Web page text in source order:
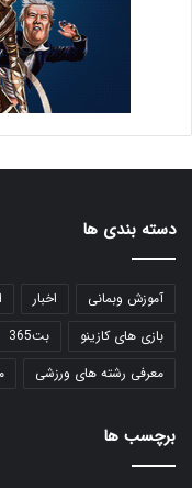
دسته بندی ها
آموزش وبمانی اخبار
بازی های کازینو
بت365
معرفی رشته های ورزشی
برچسب ها